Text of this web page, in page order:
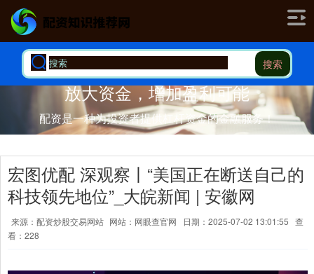
搜索
放大资金，增加盈利可能
配资是一种为投资者提供杠杆资金的金融服务！
宏图优配 深观察丨“美国正在断送自己的
科技领先地位”_大皖新闻 | 安徽网
来源：配资炒股交易网站 网站：网眼查官网 日期：2025-07-02 13:01:55 查
看：228